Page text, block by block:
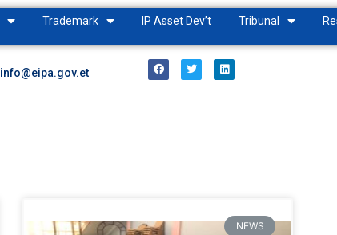
Trademark IP Asset Dev’t Tribunal
info@eipa.gov.et
NEWS